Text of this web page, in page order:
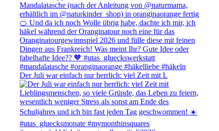
Der Juli war einfach nur herrlich: viel Zeit mit L